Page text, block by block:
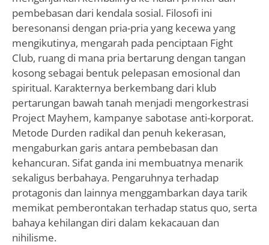
pembebasan dari kendala sosial. Filosofi ini
beresonansi dengan pria-pria yang kecewa yang
mengikutinya, mengarah pada penciptaan Fight
Club, ruang di mana pria bertarung dengan tangan
kosong sebagai bentuk pelepasan emosional dan
spiritual. Karakternya berkembang dari klub
pertarungan bawah tanah menjadi mengorkestrasi
Project Mayhem, kampanye sabotase anti-korporat.
Metode Durden radikal dan penuh kekerasan,
mengaburkan garis antara pembebasan dan
kehancuran. Sifat ganda ini membuatnya menarik
sekaligus berbahaya. Pengaruhnya terhadap
protagonis dan lainnya menggambarkan daya tarik
memikat pemberontakan terhadap status quo, serta
bahaya kehilangan diri dalam kekacauan dan
nihilisme.